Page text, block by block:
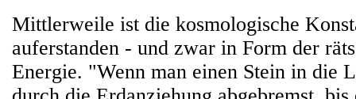
Mittlerweile ist die kosmologische
auferstanden - und zwar in Form der
Energie. "Wenn man einen Stein in die